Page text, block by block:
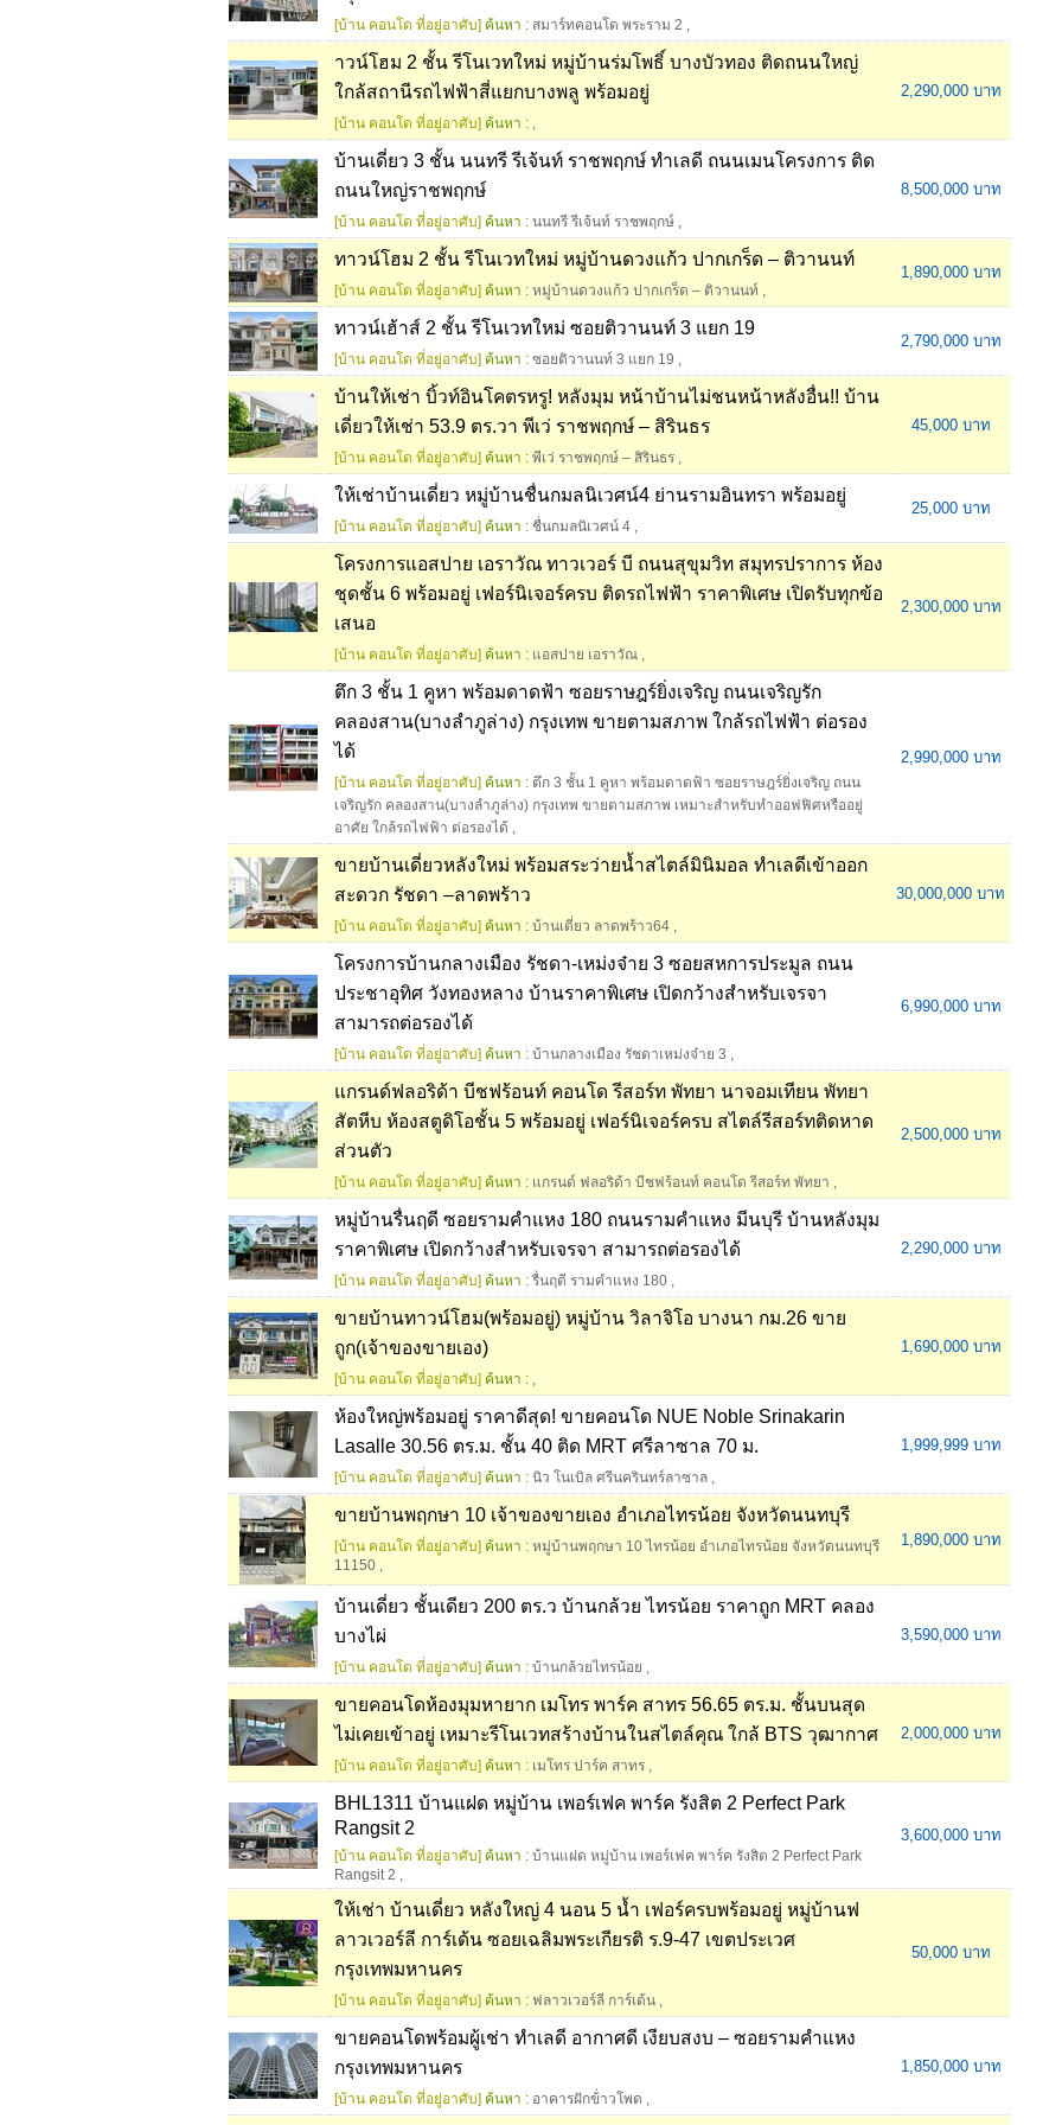
[บ้าน คอนโด ที่อยู่อาศับ] ค้นหา : สมาร์ทคอนโด พระราม 2 ,
าวน์โฮม 2 ชั้น รีโนเวทใหม่ หมู่บ้านร่มโพธิ์ บางบัวทอง ติดถนนใหญ่
ใกล้สถานีรถไฟฟ้าสี่แยกบางพลู พร้อมอยู่
[บ้าน คอนโด ที่อยู่อาศับ] ค้นหา : ,
2,290,000 บาท
บ้านเดี่ยว 3 ชั้น นนทรี รีเจ้นท์ ราชพฤกษ์ ทำเลดี ถนนเมนโครงการ ติด
ถนนใหญ่ราชพฤกษ์
[บ้าน คอนโด ที่อยู่อาศับ] ค้นหา : นนทรี รีเจ้นท์ ราชพฤกษ์ ,
8,500,000 บาท
ทาวน์โฮม 2 ชั้น รีโนเวทใหม่ หมู่บ้านดวงแก้ว ปากเกร็ด – ติวานนท์
[บ้าน คอนโด ที่อยู่อาศับ] ค้นหา : หมู่บ้านดวงแก้ว ปากเกร็ด – ติวานนท์ ,
1,890,000 บาท
ทาวน์เฮ้าส์ 2 ชั้น รีโนเวทใหม่ ซอยติวานนท์ 3 แยก 19
[บ้าน คอนโด ที่อยู่อาศับ] ค้นหา : ซอยติวานนท์ 3 แยก 19 ,
2,790,000 บาท
บ้านให้เช่า บิ้วท์อินโคตรหรู! หลังมุม หน้าบ้านไม่ชนหน้าหลังอื่น!! บ้าน
เดี่ยวให้เช่า 53.9 ตร.วา พีเว่ ราชพฤกษ์ – สิรินธร
[บ้าน คอนโด ที่อยู่อาศับ] ค้นหา : พีเว่ ราชพฤกษ์ – สิรินธร ,
45,000 บาท
ให้เช่าบ้านเดี่ยว หมู่บ้านชื่นกมลนิเวศน์4 ย่านรามอินทรา พร้อมอยู่
[บ้าน คอนโด ที่อยู่อาศับ] ค้นหา : ชื่นกมลนิเวศน์ 4 ,
25,000 บาท
โครงการแอสปาย เอราวัณ ทาวเวอร์ บี ถนนสุขุมวิท สมุทรปราการ ห้อง
ชุดชั้น 6 พร้อมอยู่ เฟอร์นิเจอร์ครบ ติดรถไฟฟ้า ราคาพิเศษ เปิดรับทุกข้อ
เสนอ
[บ้าน คอนโด ที่อยู่อาศับ] ค้นหา : แอสปาย เอราวัณ ,
2,300,000 บาท
ตึก 3 ชั้น 1 คูหา พร้อมดาดฟ้า ซอยราษฎร์ยิ่งเจริญ ถนนเจริญรัก
คลองสาน(บางลำภูล่าง) กรุงเทพ ขายตามสภาพ ใกล้รถไฟฟ้า ต่อรอง
ได้
[บ้าน คอนโด ที่อยู่อาศับ] ค้นหา : ตึก 3 ชั้น 1 คูหา พร้อมดาดฟ้า ซอยราษฎร์ยิ่งเจริญ ถนน
เจริญรัก คลองสาน(บางลำภูล่าง) กรุงเทพ ขายตามสภาพ เหมาะสำหรับทำออฟฟิศหรืออยู่
อาศัย ใกล้รถไฟฟ้า ต่อรองได้ ,
2,990,000 บาท
ขายบ้านเดี่ยวหลังใหม่ พร้อมสระว่ายน้ำสไตล์มินิมอล ทำเลดีเข้าออก
สะดวก รัชดา –ลาดพร้าว
[บ้าน คอนโด ที่อยู่อาศับ] ค้นหา : บ้านเดี่ยว ลาดพร้าว64 ,
30,000,000 บาท
โครงการบ้านกลางเมือง รัชดา-เหม่งจ๋าย 3 ซอยสหการประมูล ถนน
ประชาอุทิศ วังทองหลาง บ้านราคาพิเศษ เปิดกว้างสำหรับเจรจา
สามารถต่อรองได้
[บ้าน คอนโด ที่อยู่อาศับ] ค้นหา : บ้านกลางเมือง รัชดาเหม่งจ๋าย 3 ,
6,990,000 บาท
แกรนด์ฟลอริด้า บีชฟร้อนท์ คอนโด รีสอร์ท พัทยา นาจอมเทียน พัทยา
สัตหีบ ห้องสตูดิโอชั้น 5 พร้อมอยู่ เฟอร์นิเจอร์ครบ สไตล์รีสอร์ทติดหาด
ส่วนตัว
[บ้าน คอนโด ที่อยู่อาศับ] ค้นหา : แกรนด์ ฟลอริด้า บีชฟร้อนท์ คอนโด รีสอร์ท พัทยา ,
2,500,000 บาท
หมู่บ้านรื่นฤดี ซอยรามคำแหง 180 ถนนรามคำแหง มีนบุรี บ้านหลังมุม
ราคาพิเศษ เปิดกว้างสำหรับเจรจา สามารถต่อรองได้
[บ้าน คอนโด ที่อยู่อาศับ] ค้นหา : รื่นฤดี รามคำแหง 180 ,
2,290,000 บาท
ขายบ้านทาวน์โฮม(พร้อมอยู่) หมู่บ้าน วิลาจิโอ บางนา กม.26 ขาย
ถูก(เจ้าของขายเอง)
[บ้าน คอนโด ที่อยู่อาศับ] ค้นหา : ,
1,690,000 บาท
ห้องใหญ่พร้อมอยู่ ราคาดีสุด! ขายคอนโด NUE Noble Srinakarin
Lasalle 30.56 ตร.ม. ชั้น 40 ติด MRT ศรีลาซาล 70 ม.
[บ้าน คอนโด ที่อยู่อาศับ] ค้นหา : นิว โนเบิล ศรีนครินทร์ลาซาล ,
1,999,999 บาท
ขายบ้านพฤกษา 10 เจ้าของขายเอง อำเภอไทรน้อย จังหวัดนนทบุรี
[บ้าน คอนโด ที่อยู่อาศับ] ค้นหา : หมู่บ้านพฤกษา 10 ไทรน้อย อำเภอไทรน้อย จังหวัดนนทบุรี
11150 ,
1,890,000 บาท
บ้านเดี่ยว ชั้นเดียว 200 ตร.ว บ้านกล้วย ไทรน้อย ราคาถูก MRT คลอง
บางไผ่
[บ้าน คอนโด ที่อยู่อาศับ] ค้นหา : บ้านกล้วยไทรน้อย ,
3,590,000 บาท
ขายคอนโดห้องมุมหายาก เมโทร พาร์ค สาทร 56.65 ตร.ม. ชั้นบนสุด
ไม่เคยเข้าอยู่ เหมาะรีโนเวทสร้างบ้านในสไตล์คุณ ใกล้ BTS วุฒากาศ
[บ้าน คอนโด ที่อยู่อาศับ] ค้นหา : เมโทร ปาร์ค สาทร ,
2,000,000 บาท
BHL1311 บ้านแฝด หมู่บ้าน เพอร์เฟค พาร์ค รังสิต 2 Perfect Park
Rangsit 2
[บ้าน คอนโด ที่อยู่อาศับ] ค้นหา : บ้านแฝด หมู่บ้าน เพอร์เฟค พาร์ค รังสิต 2 Perfect Park
Rangsit 2 ,
3,600,000 บาท
ให้เช่า บ้านเดี่ยว หลังใหญ่ 4 นอน 5 น้ำ เฟอร์ครบพร้อมอยู่ หมู่บ้านฟ
ลาวเวอร์ลี การ์เด้น ซอยเฉลิมพระเกียรติ ร.9-47 เขตประเวศ
กรุงเทพมหานคร
[บ้าน คอนโด ที่อยู่อาศับ] ค้นหา : ฟลาวเวอร์ลี การ์เด้น ,
50,000 บาท
ขายคอนโดพร้อมผู้เช่า ทำเลดี อากาศดี เงียบสงบ – ซอยรามคำแหง
กรุงเทพมหานคร
[บ้าน คอนโด ที่อยู่อาศับ] ค้นหา : อาคารฝักข้่าวโพด ,
1,850,000 บาท